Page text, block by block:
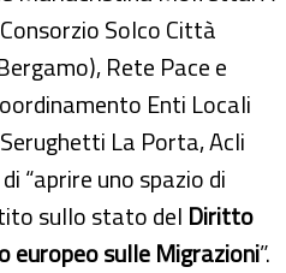
Solco Città
Rete Pace e
Enti Locali
La Porta, Acli
“aprire uno spazio di
sullo stato del Diritto
europeo sulle Migrazioni”.